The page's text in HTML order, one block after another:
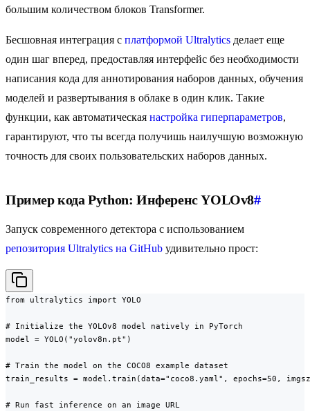
большим количеством блоков Transformer.
Бесшовная интеграция с платформой Ultralytics делает еще
один шаг вперед, предоставляя интерфейс без необходимости
написания кода для аннотирования наборов данных, обучения
моделей и развертывания в облаке в один клик. Такие
функции, как автоматическая настройка гиперпараметров,
гарантируют, что ты всегда получишь наилучшую возможную
точность для своих пользовательских наборов данных.
Пример кода Python: Инференс YOLOv8#
Запуск современного детектора с использованием
репозитория Ultralytics на GitHub удивительно прост:
from ultralytics import YOLO
# Initialize the YOLOv8 model natively in PyTorch
model = YOLO("yolov8n.pt")
# Train the model on the COCO8 example dataset
train_results = model.train(data="coco8.yaml", epochs=50,
# Run fast inference on an image URL